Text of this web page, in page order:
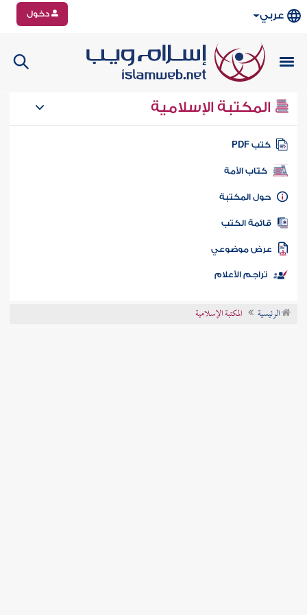
عربي دخول
المكتبة الإسلامية
كتب PDF
كتاب الأمة
المكتبة
الكتب
موضوعي
تراجم الأعلام
الرئيسية المكتبة الإسلامية